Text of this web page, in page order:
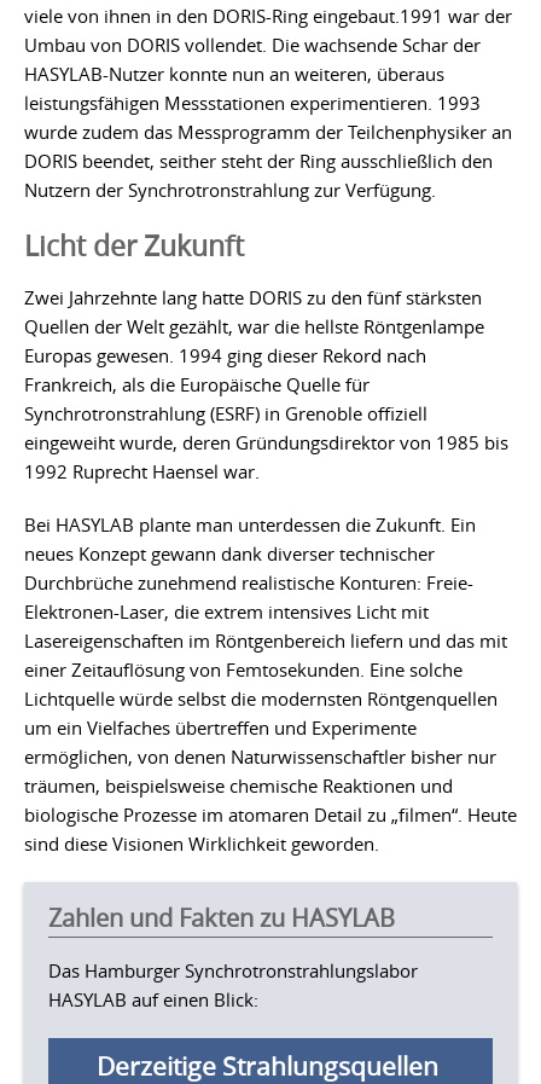
viele von ihnen in den DORIS-Ring eingebaut.1991 war der
Umbau von DORIS vollendet. Die wachsende Schar der
HASYLAB-Nutzer konnte nun an weiteren, überaus
leistungsfähigen Messstationen experimentieren. 1993
wurde zudem das Messprogramm der Teilchenphysiker an
DORIS beendet, seither steht der Ring ausschließlich den
Nutzern der Synchrotronstrahlung zur Verfügung.
Licht der Zukunft
Zwei Jahrzehnte lang hatte DORIS zu den fünf stärksten
Quellen der Welt gezählt, war die hellste Röntgenlampe
Europas gewesen. 1994 ging dieser Rekord nach
Frankreich, als die Europäische Quelle für
Synchrotronstrahlung (ESRF) in Grenoble offiziell
eingeweiht wurde, deren Gründungsdirektor von 1985 bis
1992 Ruprecht Haensel war.
Bei HASYLAB plante man unterdessen die Zukunft. Ein
neues Konzept gewann dank diverser technischer
Durchbrüche zunehmend realistische Konturen: Freie-
Elektronen-Laser, die extrem intensives Licht mit
Lasereigenschaften im Röntgenbereich liefern und das mit
einer Zeitauflösung von Femtosekunden. Eine solche
Lichtquelle würde selbst die modernsten Röntgenquellen
um ein Vielfaches übertreffen und Experimente
ermöglichen, von denen Naturwissenschaftler bisher nur
träumen, beispielsweise chemische Reaktionen und
biologische Prozesse im atomaren Detail zu „filmen“. Heute
sind diese Visionen Wirklichkeit geworden.
Zahlen und Fakten zu HASYLAB
Das Hamburger Synchrotronstrahlungslabor
HASYLAB auf einen Blick:
Derzeitige Strahlungsquellen